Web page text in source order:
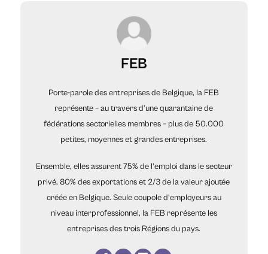
FEB
Porte-parole des entreprises de Belgique, la FEB
représente – au travers d’une quarantaine de
fédérations sectorielles membres – plus de 50.000
petites, moyennes et grandes entreprises.
Ensemble, elles assurent 75% de l'emploi dans le secteur
privé, 80% des exportations et 2/3 de la valeur ajoutée
créée en Belgique. Seule coupole d’employeurs au
niveau interprofessionnel, la FEB représente les
entreprises des trois Régions du pays.